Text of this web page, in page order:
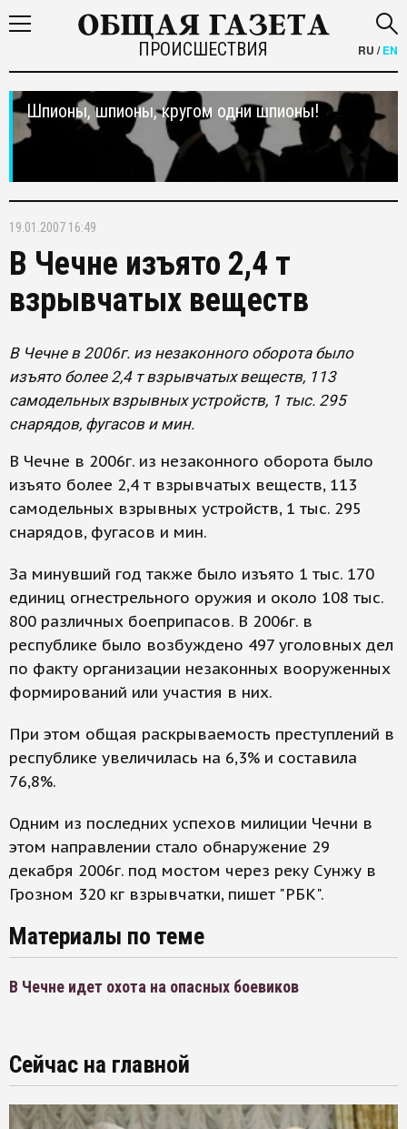
ПРОИСШЕСТВИЯ RU /EN
Шпионы, шпионы, кругом одни шпионы!
19.01.2007 16:49
В Чечне изъято 2,4 т
взрывчатых веществ
В Чечне в 2006г. из незаконного оборота было
изъято более 2,4 т взрывчатых веществ, 113
самодельных взрывных устройств, 1 тыс. 295
снарядов, фугасов и мин.
В Чечне в 2006г. из незаконного оборота было
изъято более 2,4 т взрывчатых веществ, 113
самодельных взрывных устройств, 1 тыс. 295
снарядов, фугасов и мин.
За минувший год также было изъято 1 тыс. 170
единиц огнестрельного оружия и около 108 тыс.
800 различных боеприпасов. В 2006г. в
республике было возбуждено 497 уголовных дел
по факту организации незаконных вооруженных
формирований или участия в них.
При этом общая раскрываемость преступлений в
республике увеличилась на 6,3% и составила
76,8%.
Одним из последних успехов милиции Чечни в
этом направлении стало обнаружение 29
декабря 2006г. под мостом через реку Сунжу в
Грозном 320 кг взрывчатки, пишет "РБК".
Материалы по теме
В Чечне идет охота на опасных боевиков
Сейчас на главной